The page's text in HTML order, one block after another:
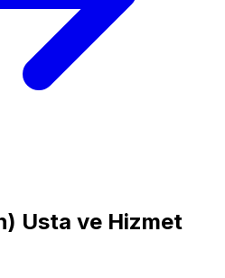
) Usta ve Hizmet